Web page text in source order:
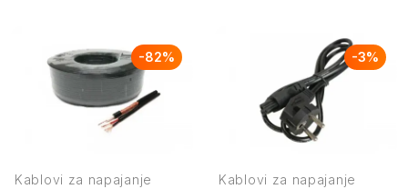
-82%
Kablovi za napajanje
-3%
Kablovi za napajanje